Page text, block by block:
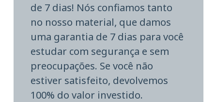
de 7 dias! Nós confiamos tanto
no nosso material, que damos
uma garantia de 7 dias para você
estudar com segurança e sem
preocupações. Se você não
estiver satisfeito, devolvemos
100% do valor investido.